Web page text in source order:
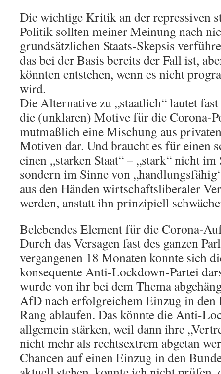
Die wichtige Kritik an der repressiven
Politik sollten meiner Meinung nach
grundsätzlichen Staats-Skepsis
das bei der Basis bereits der Fall ist,
könnten entstehen, wenn es nicht
wird.
Die Alternative zu „staatlich“ lautet
die (unklaren) Motive für die Corona-
mutmaßlich eine Mischung aus
Motiven dar. Und braucht es für einen
einen „starken Staat“ – „stark“ nicht
sondern im Sinne von
aus den Händen wirtschaftsliberaler
werden, anstatt ihn prinzipiell
Belebendes Element für die Corona-
Durch das Versagen fast des ganzen
vergangenen 18 Monaten konnte sich
konsequente Anti-Lockdown-Partei
wurde von ihr bei dem Thema
AfD nach erfolgreichem Einzug in den
Rang ablaufen. Das könnte die Anti-
allgemein stärken, weil dann ihre
nicht mehr als rechtsextrem abgetan
Chancen auf einen Einzug in den